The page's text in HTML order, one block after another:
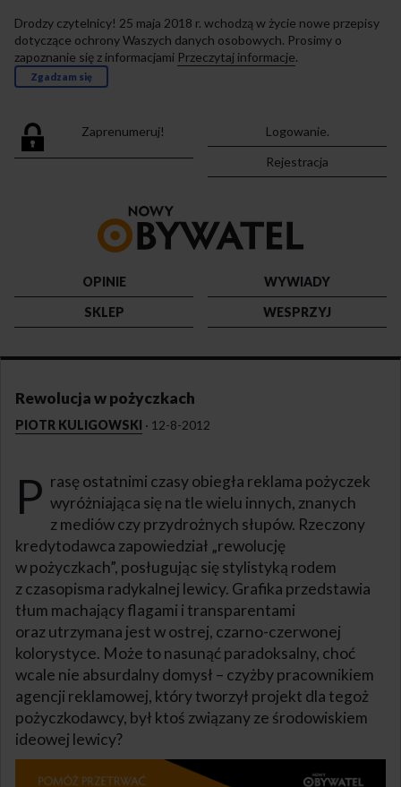
Drodzy czytelnicy! 25 maja 2018 r. wchodzą w życie nowe przepisy
dotyczące ochrony Waszych danych osobowych. Prosimy o
zapoznanie się z informacjami Przeczytaj informacje.
Zgadzam się
Zaprenumeruj!
Logowanie.
Rejestracja
strony
OPINIE
WYWIADY
SKLEP
WESPRZYJ
Rewolucja w pożyczkach
PIOTR KULIGOWSKI · 12-8-2012
P rasę ostatnimi czasy obiegła reklama pożyczek
wyróżniająca się na tle wielu innych, znanych
z mediów czy przydrożnych słupów. Rzeczony
kredytodawca zapowiedział „rewolucję
w pożyczkach”, posługując się stylistyką rodem
z czasopisma radykalnej lewicy. Grafika przedstawia
tłum machający flagami i transparentami
oraz utrzymana jest w ostrej, czarno-czerwonej
kolorystyce. Może to nasunąć paradoksalny, choć
wcale nie absurdalny domysł – czyżby pracownikiem
agencji reklamowej, który tworzył projekt dla tegoż
pożyczkodawcy, był ktoś związany ze środowiskiem
ideowej lewicy?